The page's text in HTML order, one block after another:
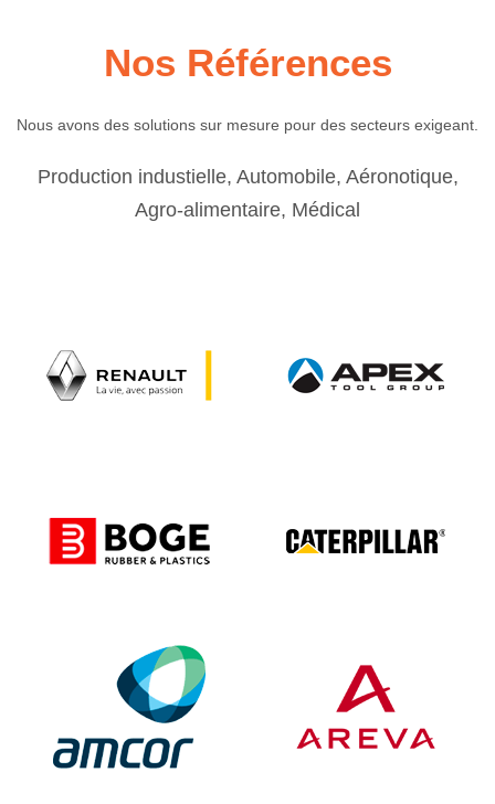
Nos Références
Nous avons des solutions sur mesure pour des secteurs exigeant.
Production industielle, Automobile, Aéronotique,
Agro-alimentaire, Médical